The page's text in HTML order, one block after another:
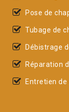
Pose de
Tubage de
Débistrage
Réparation
Entretien